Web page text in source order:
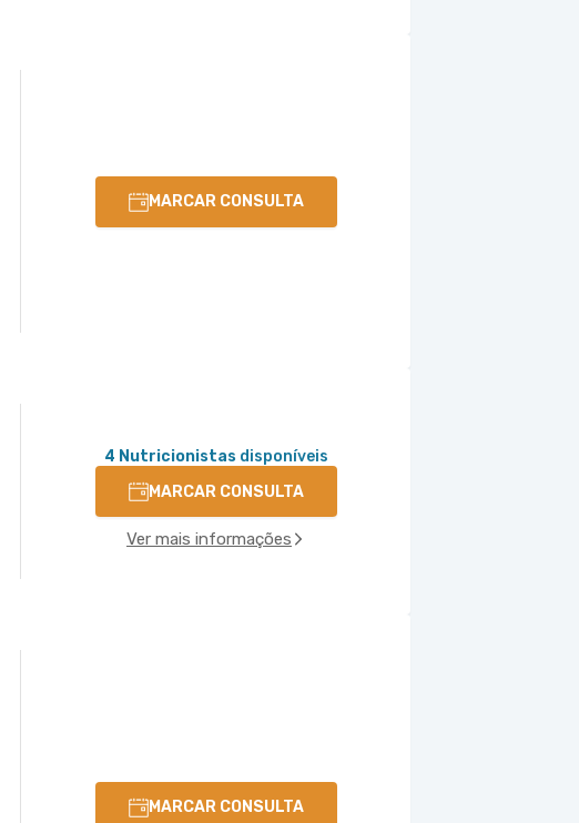
MARCAR CONSULTA
4 Nutricionistas disponíveis
MARCAR CONSULTA
Ver mais informações
MARCAR CONSULTA